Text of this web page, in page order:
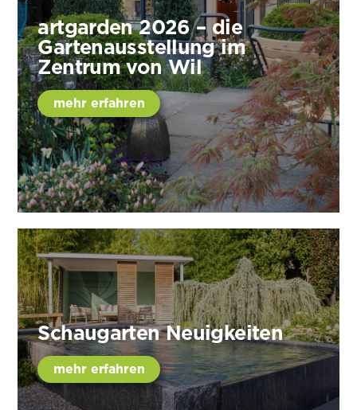
artgarden 2026 – die
Gartenausstellung im
Zentrum von Wil
mehr erfahren
Schaugarten Neuigkeiten
mehr erfahren